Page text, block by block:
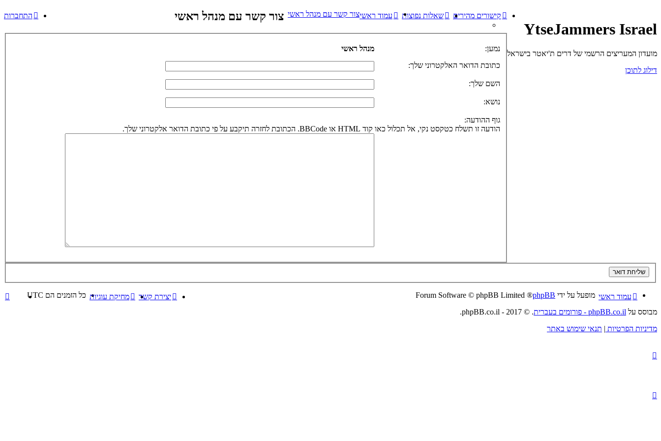
YtseJammers Israel
מועדון המעריצים הרשמי של דרים ת'יאטר בישראל
דילוג לתוכן
קישורים מהירים שאלות נפוצות התחברות עמוד ראשיצור קשר עם מנהל ראשי צור קשר עם מנהל ראשי
נמען:
מנהל ראשי
כתובת הדואר האלקטרוני שלך:
השם שלך:
נושא:
גוף ההודעה:
הודעה זו תשלח כטקסט נקי, אל תכלול כאו קוד HTML או BBCode. הכתובת לחזרה תיקבע על פי כתובת הדואר אלקטרוני שלך.
עמוד ראשי כל הזמנים הם UTC מחיקת עוגיות יצירת קשר מופעל על ידי phpBB
® Forum Software © phpBB Limited
מבוסס על phpBB.co.il - פורומים בעברית
. © 2017 - phpBB.co.il.
מדיניות הפרטיות | תנאי שימוש באתר